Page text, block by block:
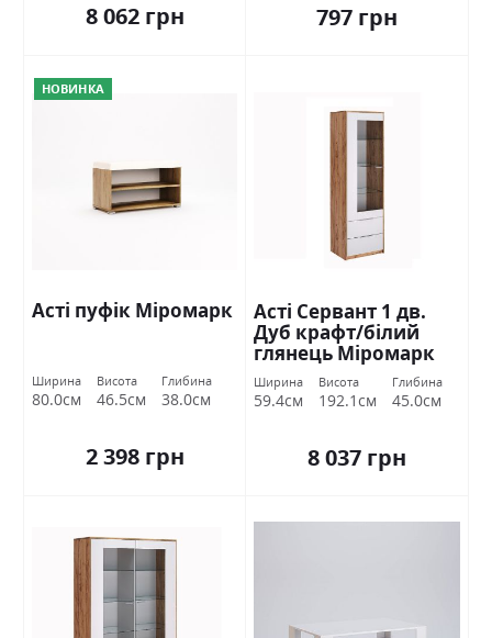
8 062 грн 797 грн
НОВИНКА
Асті пуфік Міромарк
Ширина
80.0см
Висота
46.5см
Глибина
38.0см
2 398 грн
Асті Сервант 1 дв.
Дуб крафт/білий
глянець Міромарк
Ширина
59.4см
Висота
192.1см
Глибина
45.0см
8 037 грн